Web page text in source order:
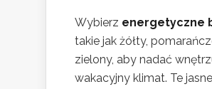
Wybierz energetyczne
takie jak żółty,
zielony, aby nadać
wakacyjny klimat. Te jasne